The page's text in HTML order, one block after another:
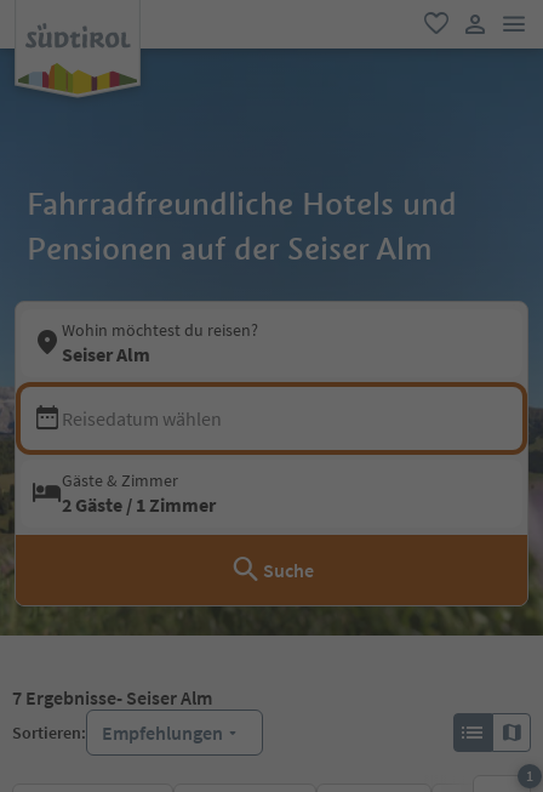
favorit
user link
Fahrradfreundliche Hotels und
Pensionen auf der Seiser Alm
Wohin möchtest du reisen?
Seiser Alm
Reisedatum wählen
Gäste & Zimmer
2 Gäste / 1 Zimmer
Suche
7 Ergebnisse- Seiser Alm
Sortieren: Empfehlungen
1